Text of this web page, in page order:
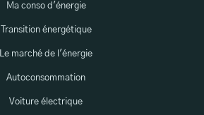
Ma conso d'énergie
Transition énergétique
Le marché de l'énergie
Autoconsommation
Voiture électrique